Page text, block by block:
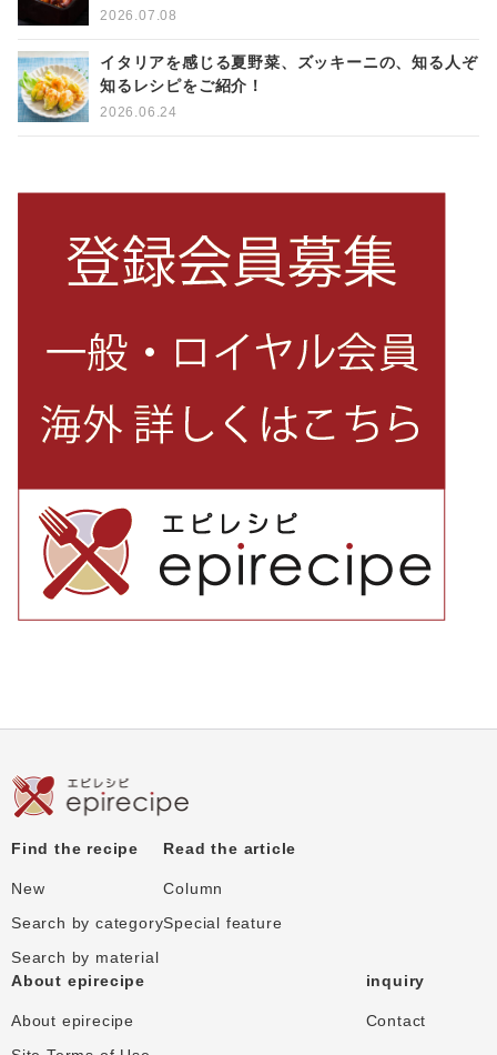
2026.07.08
イタリアを感じる夏野菜、ズッキーニの、知る人ぞ
知るレシピをご紹介！
2026.06.24
Find the recipe
New
Search by category
Search by material
Read the article
Column
Special feature
About epirecipe
About epirecipe
inquiry
Contact